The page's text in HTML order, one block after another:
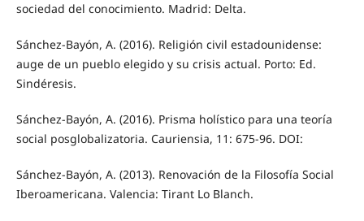
sociedad del conocimiento. Madrid: Delta.
Sánchez-Bayón, A. (2016). Religión civil estadounidense:
auge de un pueblo elegido y su crisis actual. Porto: Ed.
Sindéresis.
Sánchez-Bayón, A. (2016). Prisma holístico para una teoría
social posglobalizatoria. Cauriensia, 11: 675-96. DOI:
Sánchez-Bayón, A. (2013). Renovación de la Filosofía Social
Iberoamericana. Valencia: Tirant Lo Blanch.